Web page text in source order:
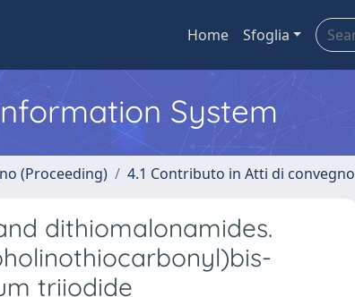
Home Sfoglia
System
(Proceeding) 4.1 Contributo in Atti di convegno
dithiomalonamides.
triiodide